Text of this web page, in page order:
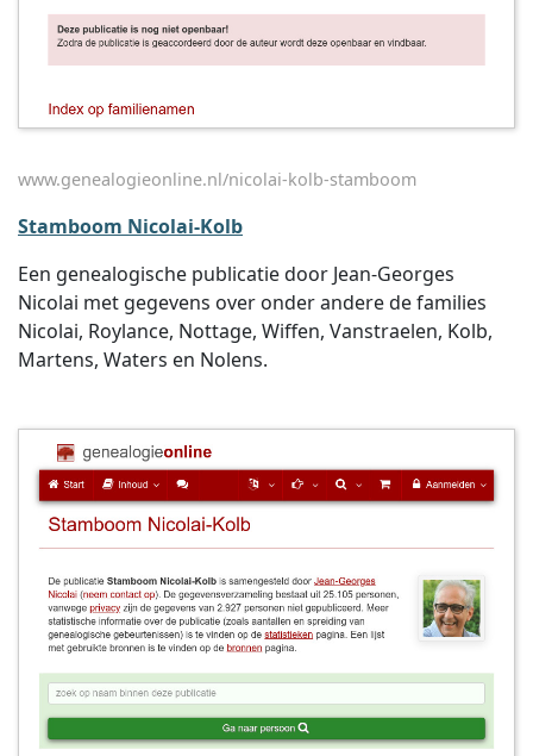
www.genealogieonline.nl/nicolai-kolb-stamboom
Stamboom Nicolai-Kolb
Een genealogische publicatie door Jean-Georges
Nicolai met gegevens over onder andere de families
Nicolai, Roylance, Nottage, Wiffen, Vanstraelen, Kolb,
Martens, Waters en Nolens.